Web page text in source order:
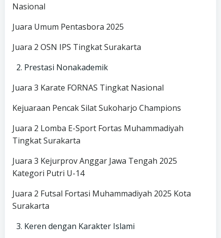
Nasional
Juara Umum Pentasbora 2025
Juara 2 OSN IPS Tingkat Surakarta
Prestasi Nonakademik
Juara 3 Karate FORNAS Tingkat Nasional
Kejuaraan Pencak Silat Sukoharjo Champions
Juara 2 Lomba E-Sport Fortas Muhammadiyah
Tingkat Surakarta
Juara 3 Kejurprov Anggar Jawa Tengah 2025
Kategori Putri U-14
Juara 2 Futsal Fortasi Muhammadiyah 2025 Kota
Surakarta
Keren dengan Karakter Islami